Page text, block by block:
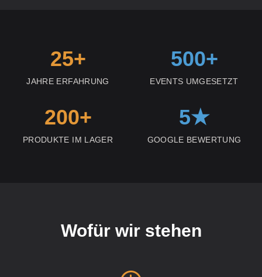
25+
JAHRE ERFAHRUNG
500+
EVENTS UMGESETZT
200+
PRODUKTE IM LAGER
5★
GOOGLE BEWERTUNG
Wofür wir stehen